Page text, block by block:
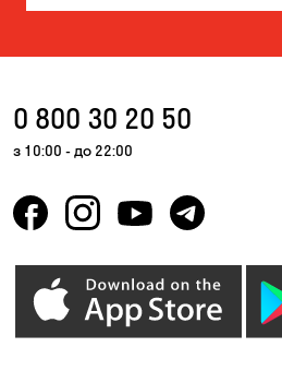
0 800 30 20 50
з 10:00 - до 22:00